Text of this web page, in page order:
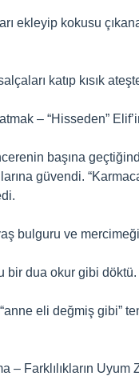
ekleyip kokusu
katıp kısık
– “Hisseden”
başına
güvendi.
bulguru ve
bir dua okur gibi döktü.
eli değmiş gibi”
– Farklılıkların Uyum